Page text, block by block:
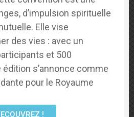
d’impulsion spirituelle
Elle vise
des vies : avec un
et 500
s’annonce comme
pour le Royaume
!